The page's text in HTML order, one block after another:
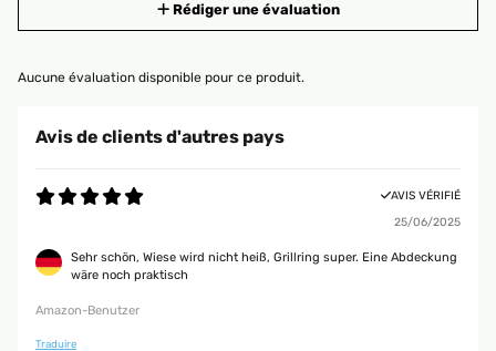
Rédiger une évaluation
Aucune évaluation disponible pour ce produit.
Avis de clients d'autres pays
AVIS VÉRIFIÉ
25/06/2025
Sehr schön, Wiese wird nicht heiß, Grillring super. Eine Abdeckung
wäre noch praktisch
Amazon-Benutzer
Traduire